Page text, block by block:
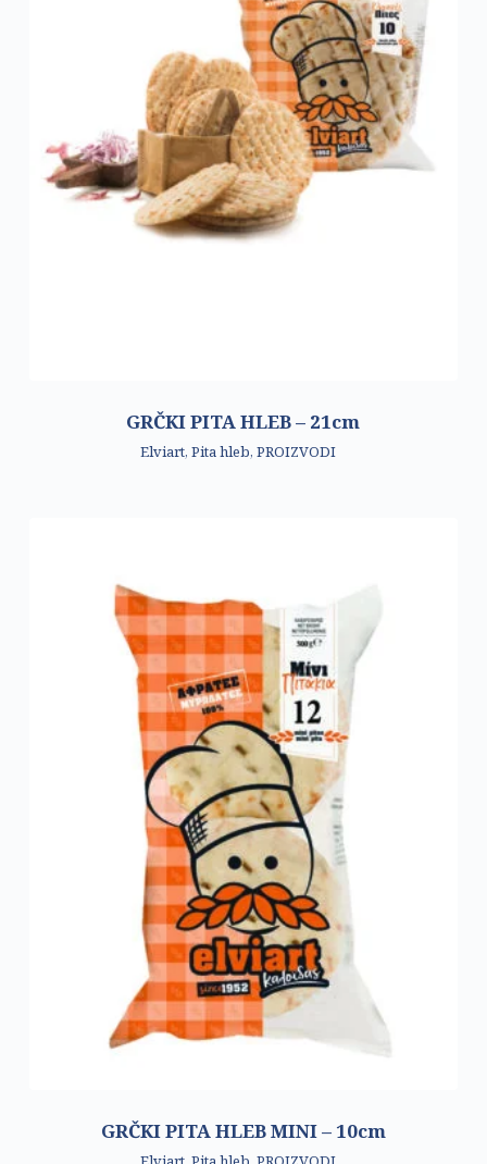
GRČKI PITA HLEB – 21cm
Elviart,Pita hleb,PROIZVODI
GRČKI PITA HLEB MINI – 10cm